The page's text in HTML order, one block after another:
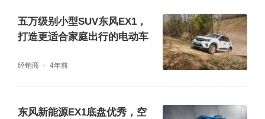
光焊接热成型门环与铝挤压门槛，能在碰撞中
有效减少乘员舱侵入量，保护老人、孩子的生
存空间。全系标配的 6 气囊 + 全排贯穿侧气
撞，也能最大程度降低伤害。
五万级别小型SUV东风EX1，
打造更适合家庭出行的电动车
经销商 4年前
东风新能源EX1底盘优秀，空